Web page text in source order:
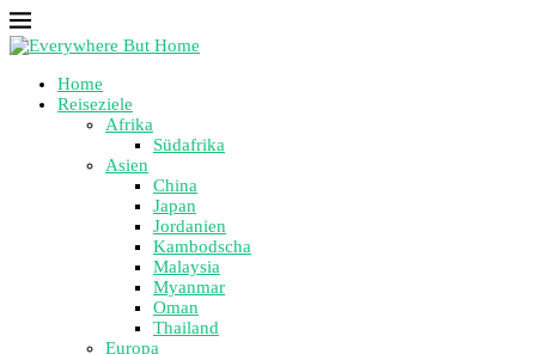
Home
Reiseziele
Afrika
Südafrika
Asien
China
Japan
Jordanien
Kambodscha
Malaysia
Myanmar
Oman
Thailand
Europa